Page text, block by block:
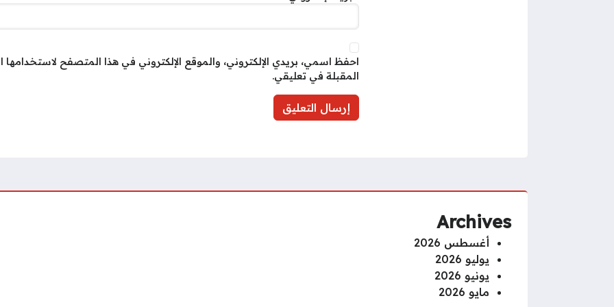
احفظ اسمي، بريدي الإلكتروني، والموقع الإلكتروني في هذا المتصفح لاستخدامها
المقبلة في تعليقي.
Archives
أغسطس 2026
يوليو 2026
يونيو 2026
مايو 2026